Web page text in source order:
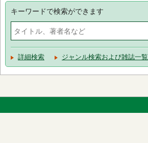
キーワードで検索ができます
詳細検索 ジャンル検索および雑誌一覧